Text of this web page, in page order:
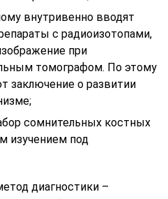
являются:
перелом;
остеосклероза.
дополняющими в
патологии. Наиболее